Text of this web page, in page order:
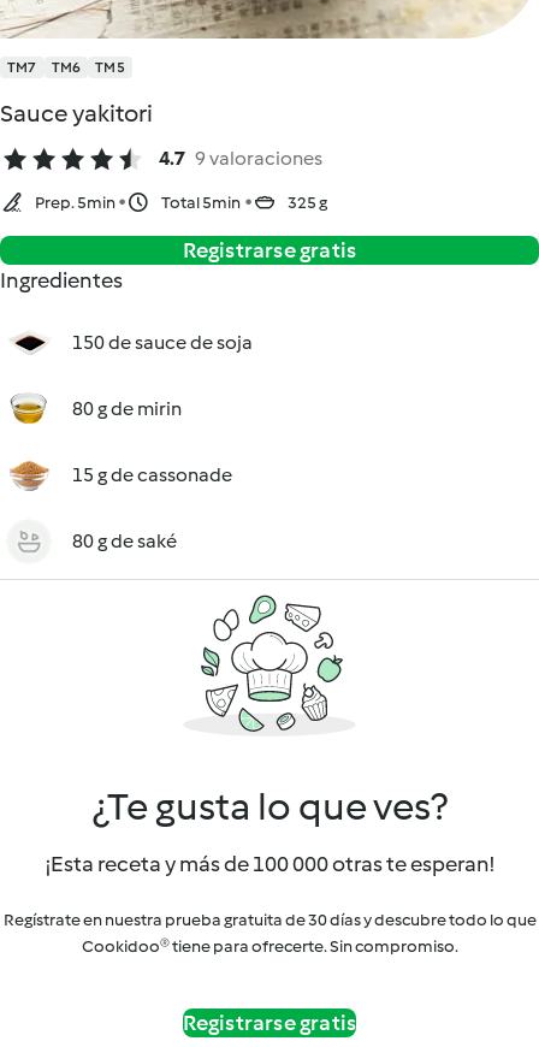
TM7 TM6 TM5
Sauce yakitori
4.7 9 valoraciones
Prep. 5min Total 5min 325 g
Registrarse gratis
Ingredientes
150 de sauce de soja
80 g de mirin
15 g de cassonade
80 g de saké
¿Te gusta lo que ves?
¡Esta receta y más de 100 000 otras te esperan!
Regístrate en nuestra prueba gratuita de 30 días y descubre todo lo que
Cookidoo® tiene para ofrecerte. Sin compromiso.
Registrarse gratis